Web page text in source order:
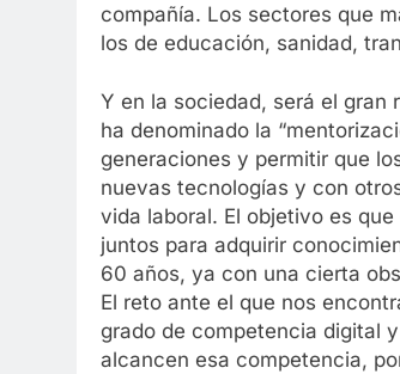
compañía. Los sectores que
los de educación, sanidad,
Y en la sociedad, será el gran
ha denominado la
generaciones y permitir que
nuevas tecnologías y con
vida laboral. El objetivo es
juntos para adquirir
60 años, ya con una cierta
El reto ante el que nos
grado de competencia digital
alcancen esa competencia,